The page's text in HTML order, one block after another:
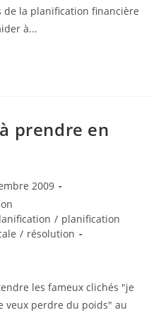
la planification financière
à...
»
prendre en
2009
/ planification
/ résolution
les fameux clichés "je
veux perdre du poids" au